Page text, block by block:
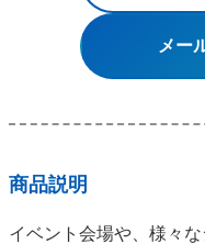
メー
商品説明
イベント会場や、様々